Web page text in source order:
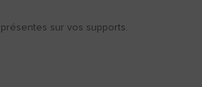
sur vos supports.